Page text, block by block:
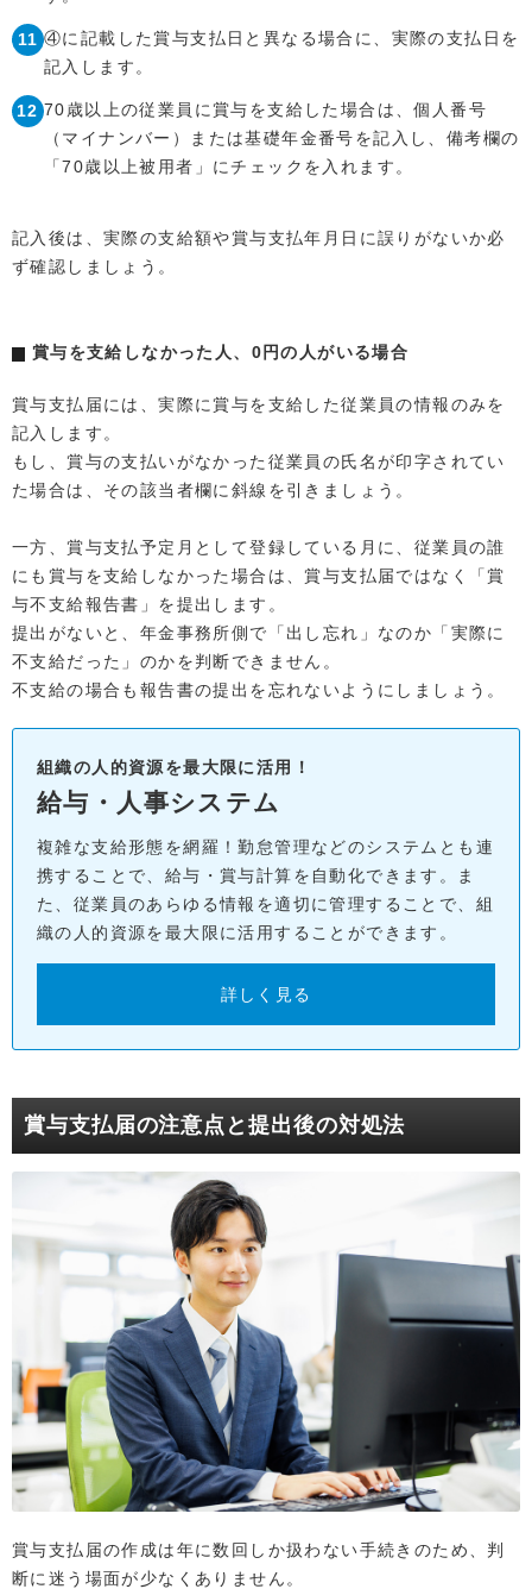
④に記載した賞与支払日と異なる場合に、実際の支払日を
記入します。
70歳以上の従業員に賞与を支給した場合は、個人番号
（マイナンバー）または基礎年金番号を記入し、備考欄の
「70歳以上被用者」にチェックを入れます。
記入後は、実際の支給額や賞与支払年月日に誤りがないか必
ず確認しましょう。
賞与を支給しなかった人、0円の人がいる場合
賞与支払届には、実際に賞与を支給した従業員の情報のみを
記入します。
もし、賞与の支払いがなかった従業員の氏名が印字されてい
た場合は、その該当者欄に斜線を引きましょう。
一方、賞与支払予定月として登録している月に、従業員の誰
にも賞与を支給しなかった場合は、賞与支払届ではなく「賞
与不支給報告書」を提出します。
提出がないと、年金事務所側で「出し忘れ」なのか「実際に
不支給だった」のかを判断できません。
不支給の場合も報告書の提出を忘れないようにしましょう。
組織の人的資源を最大限に活用！
給与・人事システム
複雑な支給形態を網羅！勤怠管理などのシステムとも連
携することで、給与・賞与計算を自動化できます。ま
た、従業員のあらゆる情報を適切に管理することで、組
織の人的資源を最大限に活用することができます。
詳しく見る
賞与支払届の注意点と提出後の対処法
賞与支払届の作成は年に数回しか扱わない手続きのため、判
断に迷う場面が少なくありません。